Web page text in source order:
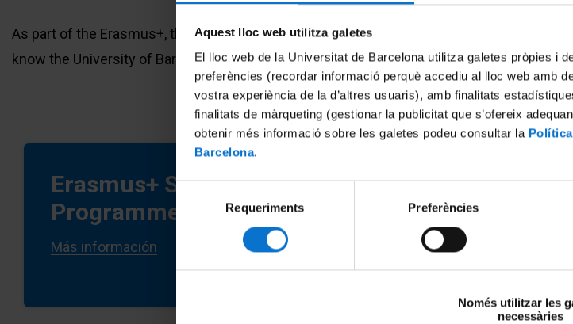
Aquest lloc web utilitza galetes
El lloc web de la Universitat de Barcelona utilitza galetes pròpies i
preferències (recordar informació perquè accediu al lloc web amb
vostra experiència de la d’altres usuaris), amb finalitats
finalitats de màrqueting (gestionar la publicitat que s’ofereix
obtenir més informació sobre les galetes podeu consultar la
Barcelona.
Selecció
de
Requeriments Preferències
Només utilitzar les
necessàries
the
University
As part of the Erasmus+, this program allows the participants to join a specific unit or
know the University of Barcelona during one week (5 days).
Erasmus+ Staff Training
Programme
Más información